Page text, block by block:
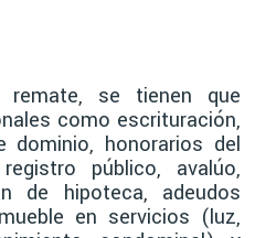
se tienen que
como escrituración,
dominio, honorarios del
público, avalúo,
de hipoteca, adeudos
en servicios (luz,